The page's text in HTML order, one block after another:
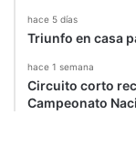
hace 5 días
Triunfo en casa
hace 1 semana
Circuito corto
Campeonato